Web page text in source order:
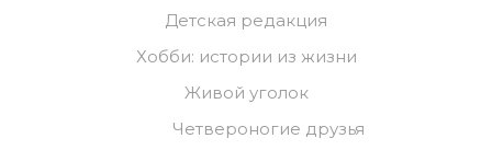
Детская редакция
Хобби: истории из жизни
Живой уголок
Четвероногие друзья